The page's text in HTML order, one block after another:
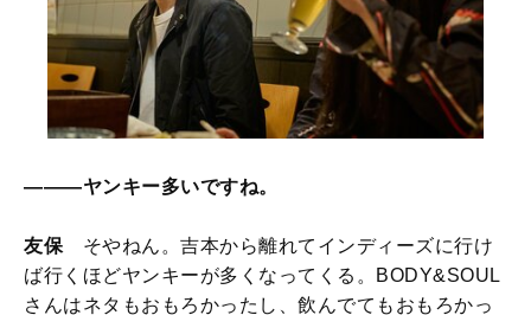
―――ヤンキー多いですね。
友保 そやねん。吉本から離れてインディーズに行け
ば行くほどヤンキーが多くなってくる。BODY&SOUL
さんはネタもおもろかったし、飲んでてもおもろかっ